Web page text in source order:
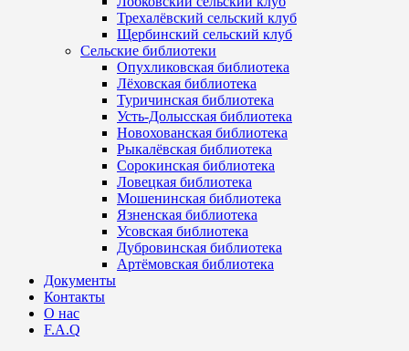
Трехалёвский сельский клуб
Щербинский сельский клуб
Сельские библиотеки
Опухликовская библиотека
Лёховская библиотека
Туричинская библиотека
Усть-Долысская библиотека
Новохованская библиотека
Рыкалёвская библиотека
Сорокинская библиотека
Ловецкая библиотека
Мошенинская библиотека
Язненская библиотека
Усовская библиотека
Дубровинская библиотека
Артёмовская библиотека
Документы
Контакты
О нас
F.A.Q